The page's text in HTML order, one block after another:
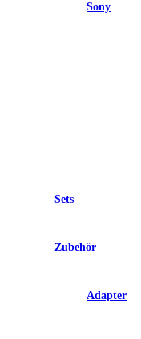
Sony
Sets
Zubehör
Adapter